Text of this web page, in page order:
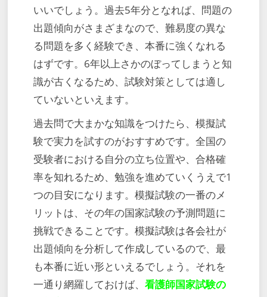
いいでしょう。過去5年分となれば、問題の
出題傾向がさまざまなので、難易度の異な
る問題を多く経験でき、本番に強くなれる
はずです。6年以上さかのぼってしまうと知
識が古くなるため、試験対策としては適し
ていないといえます。
過去問で大まかな知識をつけたら、模擬試
験で実力を試すのがおすすめです。全国の
受験者における自分の立ち位置や、合格確
率を知れるため、勉強を進めていくうえで1
つの目安になります。模擬試験の一番のメ
リットは、その年の国家試験の予測問題に
挑戦できることです。模擬試験は各会社が
出題傾向を分析して作成しているので、最
も本番に近い形といえるでしょう。それを
一通り網羅しておけば、 看護師国家試験の